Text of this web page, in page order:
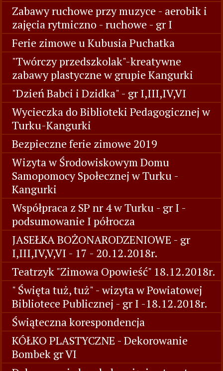
Zabawy ruchowe przy muzyce - aerobik i
zajęcia rytmiczno - ruchowe - gr I
Ferie zimowe u Kubusia Puchatka
"Twórczy przedszkolak"-kreatywne
zabawy plastyczne w grupie Kangurki
"Dzień Babci i Dzidka" - gr I,III,IV,VI
Wycieczka do Biblioteki Pedagogicznej w
Turku-Kangurki
Bezpieczne ferie zimowe 2019
Wizyta w Środowiskowym Domu
Samopomocy Społecznej w Turku -
Kangurki
Współpraca z SP nr 4 w Turku - gr I -
podsumowanie I półrocza
JASEŁKA BOŻONARODZENIOWE - gr
I,III,IV,V,VI - 17 - 20.12.2018r.
Teatrzyk "Zimowa Opowieść" 18.12.2018r.
" Święta tuż, tuż" - wizyta w Powiatowej
Bibliotece Publicznej - gr I -18.12.2018r.
Świąteczna korespondencja
KÓŁKO PLASTYCZNE - Dekorowanie
Bombek gr VI